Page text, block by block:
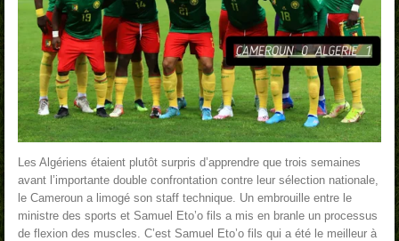
Les Algériens étaient plutôt surpris d’apprendre que trois semaines
avant l’importante double confrontation contre leur sélection nationale,
le Cameroun a limogé son staff technique. Un embrouille entre le
ministre des sports et Samuel Eto’o fils a mis en branle un processus
de flexion des muscles. C’est Samuel Eto’o fils qui a été le meilleur à